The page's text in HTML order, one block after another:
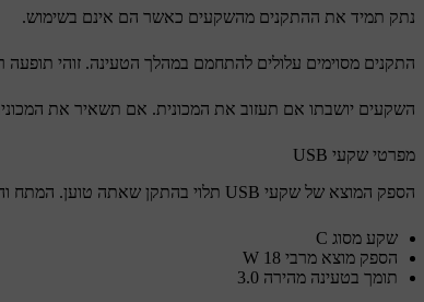
נתק תמיד את ההתקנים מהשקעים כאשר הם אינם בשימוש.
התקנים מסוימים עלולים להתחמם במהלך הטעינה. זוהי תופעה
השקעים יושבתו אם תעזוב את המכונית. אם תשאיר את
מפרטי שקעי USB
הספק המוצא של שקעי USB תלוי בהתקן שאתה טוען. המתח והזרם מכוונונים למה שההתקן שלך יכול לקבל.
שקע מסוג C
הספק מוצא מרבי 18 W
תומך בטעינה מהירה 3.0